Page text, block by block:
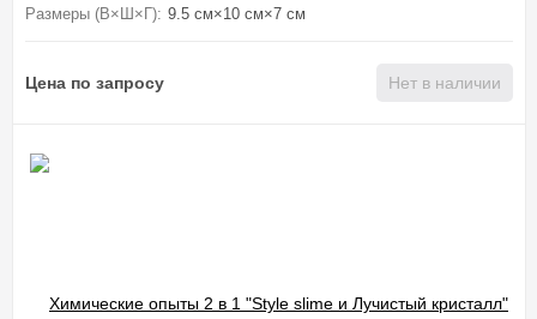
Размеры (В×Ш×Г): 9.5 см×10 см×7 см
Цена по запросу Нет в наличии